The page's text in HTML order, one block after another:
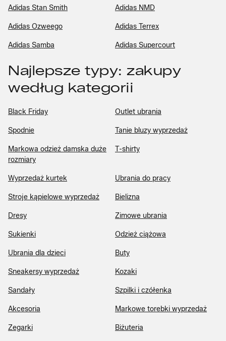
Adidas Stan Smith Adidas NMD
Adidas Ozweego Adidas Terrex
Adidas Samba Adidas Supercourt
Najlepsze typy: zakupy
według kategorii
Black Friday Outlet ubrania
Spodnie Tanie bluzy wyprzedaż
Markowa odzież damska duże
rozmiary
T-shirty
Wyprzedaż kurtek Ubrania do pracy
Stroje kąpielowe wyprzedaż Bielizna
Dresy Zimowe ubrania
Sukienki Odzież ciążowa
Ubrania dla dzieci Buty
Sneakersy wyprzedaż Kozaki
Sandały Szpilki i czółenka
Akcesoria Markowe torebki wyprzedaż
Zegarki Biżuteria